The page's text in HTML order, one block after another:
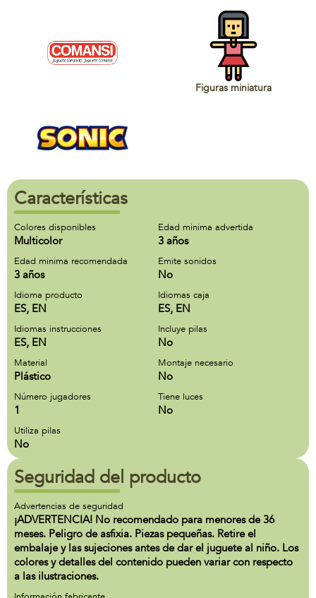
Figuras miniatura
Características
Colores disponibles
Multicolor
Edad minima advertida
3 años
Edad minima recomendada
3 años
Emite sonidos
No
Idioma producto
ES, EN
Idiomas caja
ES, EN
Idiomas instrucciones
ES, EN
Incluye pilas
No
Material
Plástico
Montaje necesario
No
Número jugadores
1
Tiene luces
No
Utiliza pilas
No
Seguridad del producto
Advertencias de seguridad
¡ADVERTENCIA! No recomendado para menores de 36
meses. Peligro de asfixia. Piezas pequeñas. Retire el
embalaje y las sujeciones antes de dar el juguete al niño. Los
colores y detalles del contenido pueden variar con respecto
a las ilustraciones.